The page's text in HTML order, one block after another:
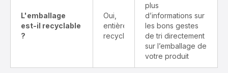
L'emballage
est-il recyclable
?
Oui,
entièrement
recyclable
plus
d’informations sur
les bons gestes
de tri directement
sur l’emballage de
votre produit